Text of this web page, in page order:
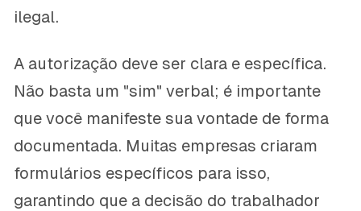
ilegal.
A autorização deve ser clara e específica.
Não basta um "sim" verbal; é importante
que você manifeste sua vontade de forma
documentada. Muitas empresas criaram
formulários específicos para isso,
garantindo que a decisão do trabalhador